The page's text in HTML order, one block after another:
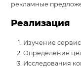
рекламные
Реализация
Изучение
Определение
Исследования